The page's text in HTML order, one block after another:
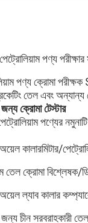
পণ্য পরীক্ষার
পণ্য ক্রোমা
তেল এবং
ক্রোমা টেস্টার
পণ্যের
তেল ক্রোমা বিশ্লেষক/
ল্যাব কালার
চীন সরবরাহকারী